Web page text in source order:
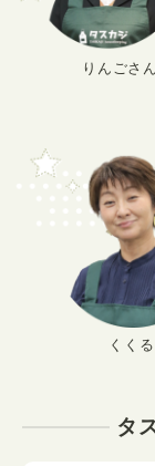
くく
りんごさん
タ